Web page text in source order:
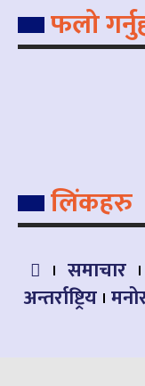
फलो
लिंकहरु
समाचार
अन्तर्राष्ट्रिय